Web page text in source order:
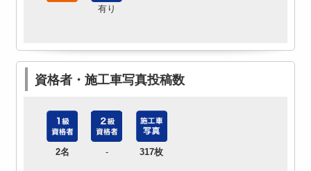
有り
資格者・施工車写真投稿数
2名 - 317枚